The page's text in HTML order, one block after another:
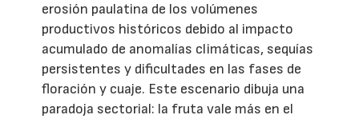
erosión paulatina de los volúmenes
productivos históricos debido al impacto
acumulado de anomalías climáticas, sequías
persistentes y dificultades en las fases de
floración y cuaje. Este escenario dibuja una
paradoja sectorial: la fruta vale más en el